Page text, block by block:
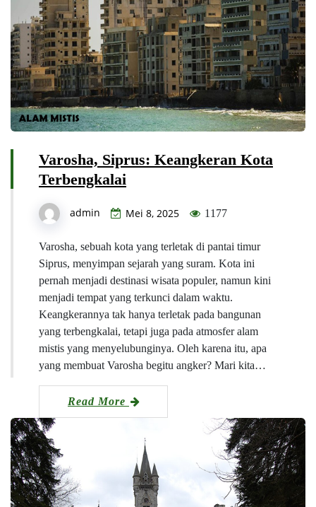
Varosha, Siprus: Keangkeran Kota
Terbengkalai
admin Mei 8, 2025 1177
Varosha, sebuah kota yang terletak di pantai timur
Siprus, menyimpan sejarah yang suram. Kota ini
pernah menjadi destinasi wisata populer, namun kini
menjadi tempat yang terkunci dalam waktu.
Keangkerannya tak hanya terletak pada bangunan
yang terbengkalai, tetapi juga pada atmosfer alam
mistis yang menyelubunginya. Oleh karena itu, apa
yang membuat Varosha begitu angker? Mari kita…
Read More